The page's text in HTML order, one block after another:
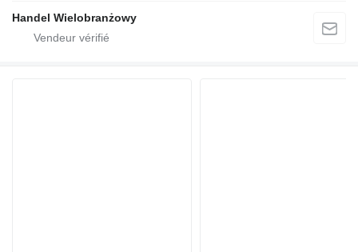
Handel Wielobranżowy